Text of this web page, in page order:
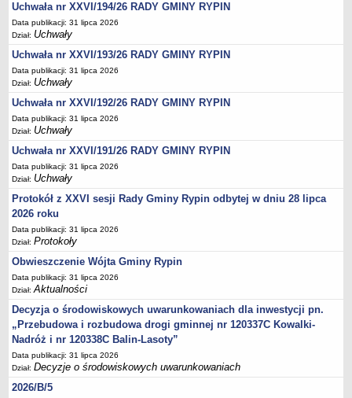
Dane teleadresowe
Tabela informacyjna
Czas pracy urzędu
Nr konta bankowego, NIP, REGON
Pracownicy urzędu - urząd gminy
Kompetencje referatów
Regulamin organizacyjny
Regulamin naboru na wolne stanowiska urzędnicze
Ogłoszenia o naborze na wolne stanowiska urzędnicze
Lista kandydatów spełniających wymagania formalne w naborach na
wolne stanowiska urzędnicze
Wyniki naboru na wolne stanowiska urzędnicze
Sygnaliści
Galeria
Raporty o stanie dostępności
Wnioski
WŁADZE I STRUKTURA
Struktura organizacyjna
Uchwała nr XXVI/194/26 RADY GMINY RYPIN
Data publikacji: 31 lipca 2026
Dział: Uchwały
Uchwała nr XXVI/193/26 RADY GMINY RYPIN
Data publikacji: 31 lipca 2026
Dział: Uchwały
Uchwała nr XXVI/192/26 RADY GMINY RYPIN
Data publikacji: 31 lipca 2026
Dział: Uchwały
Uchwała nr XXVI/191/26 RADY GMINY RYPIN
Data publikacji: 31 lipca 2026
Dział: Uchwały
Protokół z XXVI sesji Rady Gminy Rypin odbytej w dniu 28 lipca
2026 roku
Data publikacji: 31 lipca 2026
Dział:Protokoły
Obwieszczenie Wójta Gminy Rypin
Data publikacji: 31 lipca 2026
Dział:Aktualności
Decyzja o środowiskowych uwarunkowaniach dla inwestycji pn.
„Przebudowa i rozbudowa drogi gminnej nr 120337C Kowalki-
Nadróż i nr 120338C Balin-Lasoty”
Data publikacji: 31 lipca 2026
Dział:Decyzje o środowiskowych uwarunkowaniach
2026/B/5